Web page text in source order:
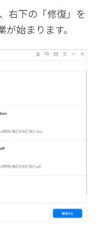
右下の「修復」を
始まります。